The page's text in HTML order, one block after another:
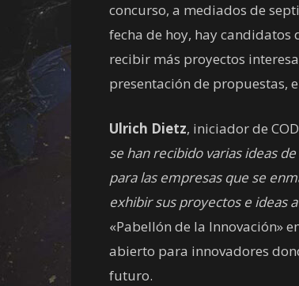
concurso, a mediados de
fecha de hoy, hay candidatos
recibir más proyectos
presentación de propuestas,
Ulrich Dietz, iniciador de
se han recibido varias ideas
para las empresas que se
exhibir sus proyectos e ideas
«Pabellón de la Innovación»
abierto para innovadores
futuro.